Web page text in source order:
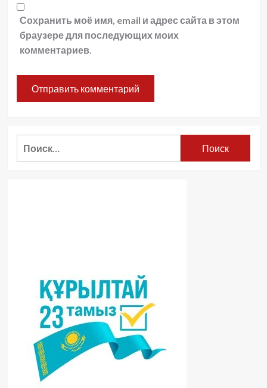
Сохранить моё имя, email и адрес сайта в этом
браузере для последующих моих
комментариев.